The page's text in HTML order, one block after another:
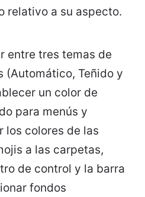
relativo a su aspecto.
entre tres temas de
(Automático, Teñido y
un color de
para menús y
los colores de las
a las carpetas,
de control y la barra
fondos